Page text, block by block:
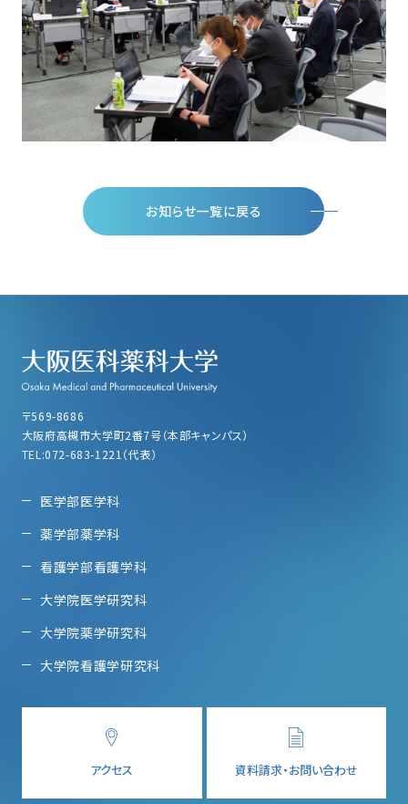
お知らせ一覧に戻る
〒569-8686
大阪府高槻市大学町2番7号（本部キャンパス）
TEL:072-683-1221（代表）
医学部医学科
薬学部薬学科
看護学部看護学科
大学院医学研究科
大学院薬学研究科
大学院看護学研究科
アクセス 資料請求・お問い合わせ